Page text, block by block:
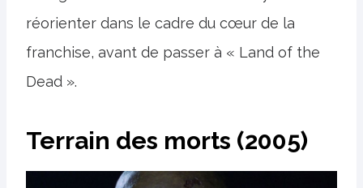
réorienter dans le cadre du cœur de la
franchise, avant de passer à « Land of the
Dead ».
Terrain des morts (2005)